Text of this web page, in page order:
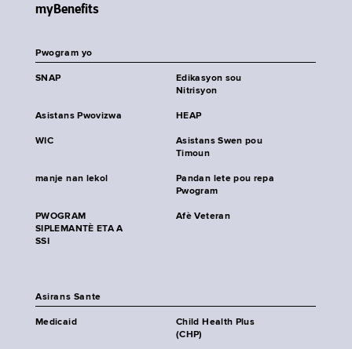
myBenefits
Pwogram yo
SNAP
Edikasyon sou
Nitrisyon
Asistans Pwovizwa HEAP
WIC
Asistans Swen pou
Timoun
manje nan lekol
Pandan lete pou repa
Pwogram
PWOGRAM
SIPLEMANTÈ ETA A
SSI
Afè Veteran
Asirans Sante
Medicaid
Child Health Plus
(CHP)